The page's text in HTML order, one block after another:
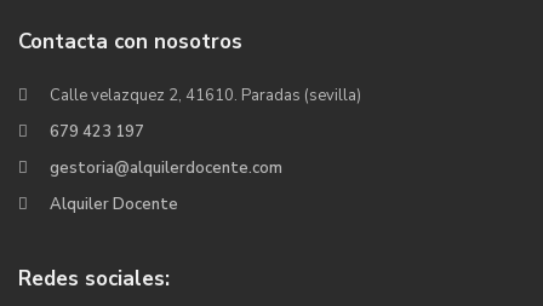
Contacta con nosotros
Calle velazquez 2, 41610. Paradas (sevilla)
679 423 197
gestoria@alquilerdocente.com
Alquiler Docente
Redes sociales: